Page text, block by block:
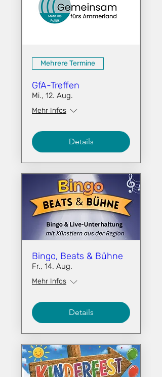
Mehrere Termine
GfA-Treffen
Mi., 12. Aug.
Mehr Infos
Details
Bingo, Beats & Bühne
Fr., 14. Aug.
Mehr Infos
Details